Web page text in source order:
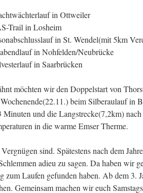
in Ottweiler
Trail in Losheim
in St. Wendel(mit 5km
in Nohfelden/Neubrücke
in Saarbrücken
möchten wir den Doppelstart von
beim Silberaulauf in
Minuten und die Langstrecke(7,2km)
in die warme Emser Therme.
sind. Spätestens nach dem
adieu zu sagen. Da haben wir
zum Laufen gefunden haben. Ab dem 3.
Gemeinsam machen wir euch